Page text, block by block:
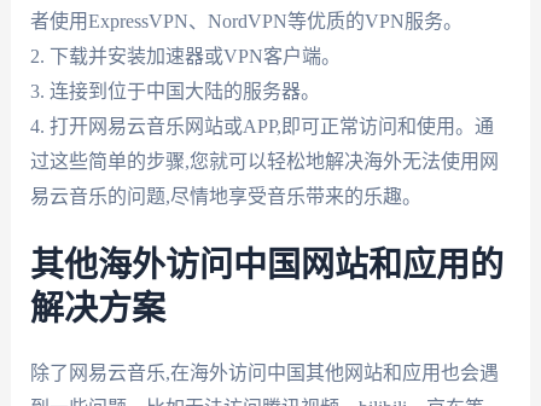
者使用ExpressVPN、NordVPN等优质的VPN服务。
2. 下载并安装加速器或VPN客户端。
3. 连接到位于中国大陆的服务器。
4. 打开网易云音乐网站或APP,即可正常访问和使用。通
过这些简单的步骤,您就可以轻松地解决海外无法使用网
易云音乐的问题,尽情地享受音乐带来的乐趣。
其他海外访问中国网站和应用的
解决方案
除了网易云音乐,在海外访问中国其他网站和应用也会遇